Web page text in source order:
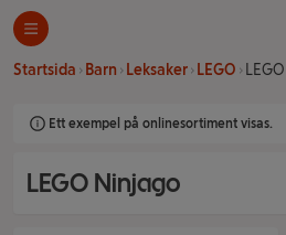
Startsida Barn Leksaker LEGO
Ett exempel på onlinesortiment visas.
LEGO Ninjago